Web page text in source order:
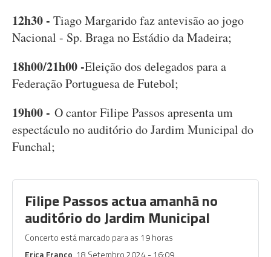
12h30 - Tiago Margarido faz antevisão ao jogo
Nacional - Sp. Braga no Estádio da Madeira;
18h00/21h00 -Eleição dos delegados para a
Federação Portuguesa de Futebol;
19h00 - O cantor Filipe Passos apresenta um
espectáculo no auditório do Jardim Municipal do
Funchal;
Filipe Passos actua amanhã no
auditório do Jardim Municipal
Concerto está marcado para as 19 horas
Erica Franco, 18 Setembro 2024 - 16:09